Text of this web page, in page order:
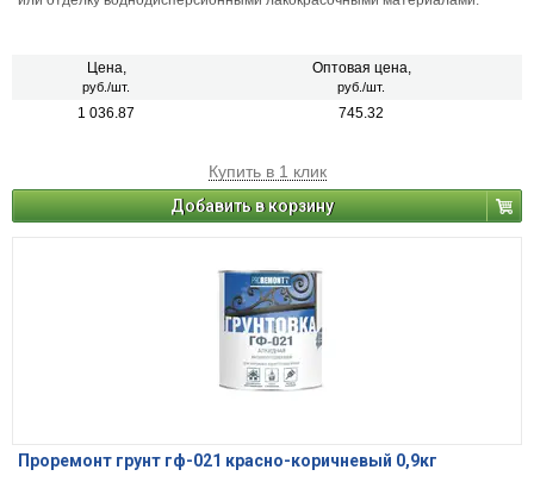
Цена,
руб./шт.
Оптовая цена,
руб./шт.
1 036.87 745.32
Купить в 1 клик
Добавить в корзину
Проремонт грунт гф-021 красно-коричневый 0,9кг